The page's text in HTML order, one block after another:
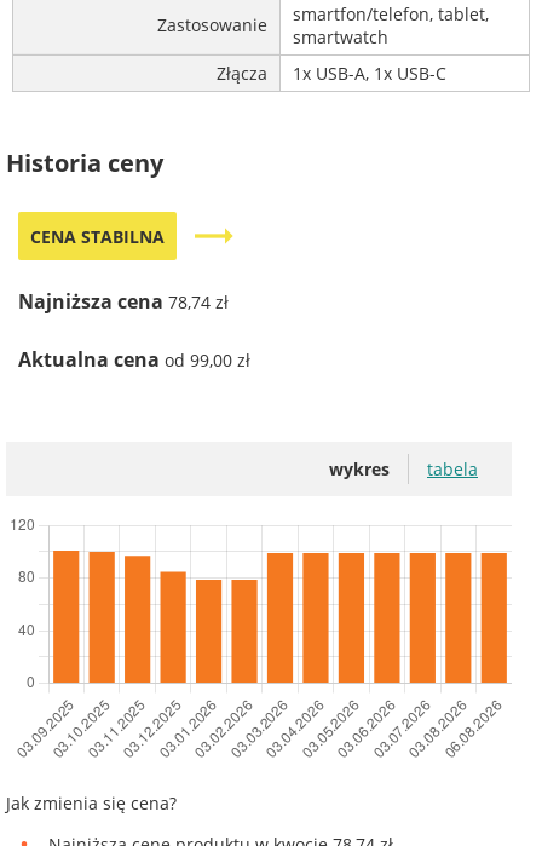
Zastosowanie
smartfon/telefon, tablet,
smartwatch
Złącza
1x USB-A, 1x USB-C
Historia ceny
CENA STABILNA trending_flat
Najniższa cena 78,74 zł
Aktualna cena od 99,00 zł
wykres tabela
Jak zmienia się cena?